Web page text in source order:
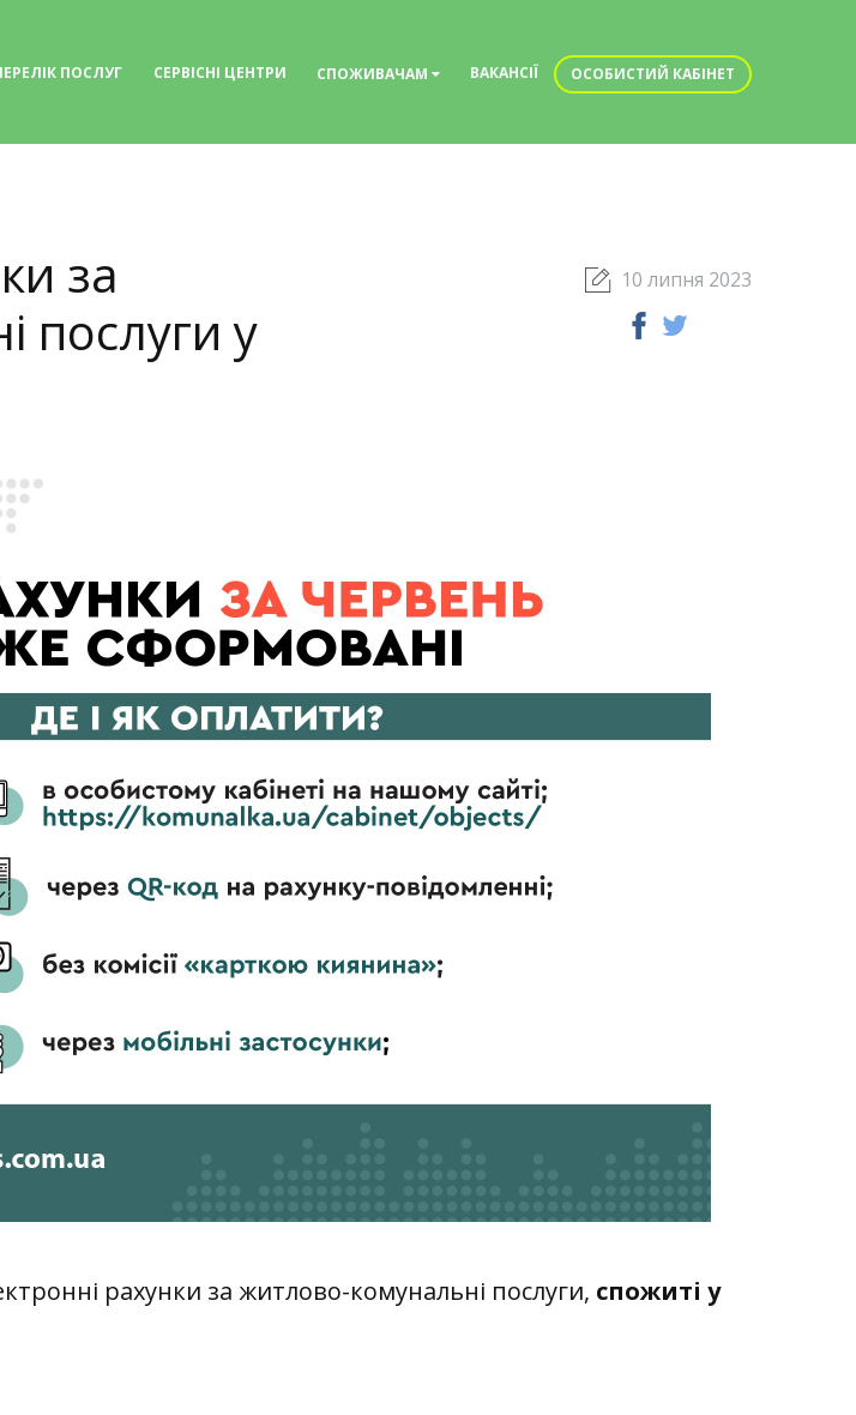
ПОСЛУГ СЕРВІСНІ ЦЕНТРИ СПОЖИВАЧАМ ВАКАНСІЇ ОСОБИСТИЙ КАБІНЕТ
10 липня 2023
за
послуги у
рахунки за житлово-комунальні послуги, спожиті у